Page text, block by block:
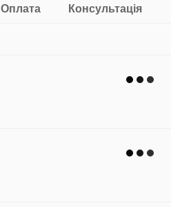
Оплата Консультація